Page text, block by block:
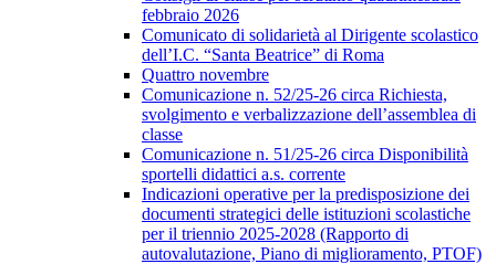
febbraio 2026
Comunicato di solidarietà al Dirigente scolastico
dell’I.C. “Santa Beatrice” di Roma
Quattro novembre
Comunicazione n. 52/25-26 circa Richiesta,
svolgimento e verbalizzazione dell’assemblea di
classe
Comunicazione n. 51/25-26 circa Disponibilità
sportelli didattici a.s. corrente
Indicazioni operative per la predisposizione dei
documenti strategici delle istituzioni scolastiche
per il triennio 2025-2028 (Rapporto di
autovalutazione, Piano di miglioramento, PTOF)